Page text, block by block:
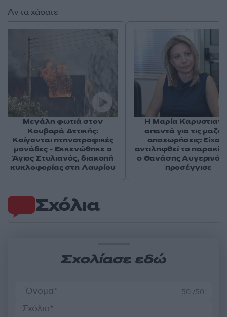
Σχόλια
Σχολίασε εδώ
50 /50
Αν τα χάσατε
Μεγάλη φωτιά στον
Κουβαρά Αττικής:
Καίγονται πτηνοτροφικές
μονάδες - Εκκενώθηκε ο
Άγιος Στυλιανός, διακοπή
κυκλοφορίας στη Λαυρίου
Η Μαρία
απαντά για τις
αποχωρήσεις:
αντιληφθεί το
ο Θανάσης Αυγερινός
προσέγγισε